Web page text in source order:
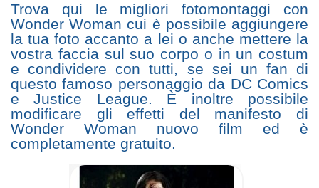
Trova qui le migliori fotomontaggi con
Wonder Woman cui è possibile aggiungere
la tua foto accanto a lei o anche mettere la
vostra faccia sul suo corpo o in un costum
e condividere con tutti, se sei un fan di
questo famoso personaggio da DC Comics
e Justice League. È inoltre possibile
modificare gli effetti del manifesto di
Wonder Woman nuovo film ed è
completamente gratuito.